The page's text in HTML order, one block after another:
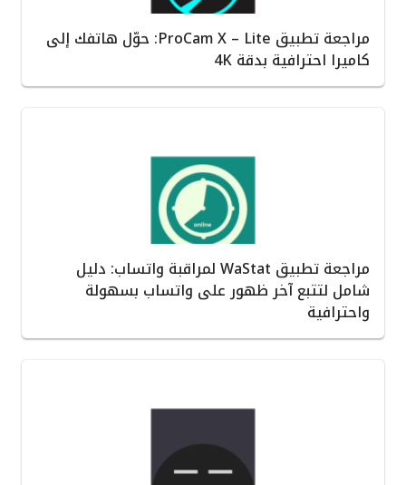
مراجعة تطبيق ProCam X – Lite: حوّل هاتفك إلى
كاميرا احترافية بدقة 4K
مراجعة تطبيق WaStat لمراقبة واتساب: دليل
شامل لتتبع آخر ظهور على واتساب بسهولة
واحترافية